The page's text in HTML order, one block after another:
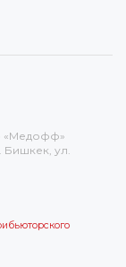
«Медофф»
ул.